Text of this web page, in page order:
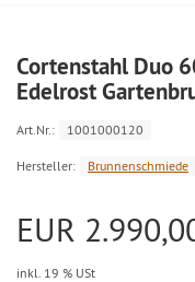
Cortenstahl Duo
Edelrost
Art.Nr.: 1001000120
Hersteller: Brunnenschmiede
EUR
inkl. 19 % USt